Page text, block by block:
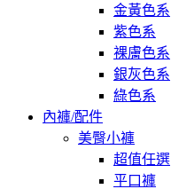
金黃色系
紫色系
裸膚色系
銀灰色系
綠色系
內褲/配件
美臀小褲
超值任選
平口褲